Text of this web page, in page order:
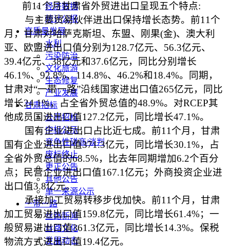
经济数据
统计公报
高质量发展
水利
污染防治
文化旅游
生态修复
产业发展
甘肃招标
公开招标
中标公示
竞争性磋商/谈判
废标终止
更正公告
其他公告
单一来源公示
一带一路
丝路新闻
丝路文化
发展动态
前11个月甘肃省外贸进出口呈现五个特点:
与主要贸易伙伴进出口保持增长态势。前11个
月，甘肃对哈萨克斯坦、东盟、刚果(金)、澳大利
亚、欧盟进出口值分别为128.7亿元、56.3亿元、
39.4亿元、38亿元和37.6亿元，同比分别增长
46.1%、92.8%、114.8%、46.2%和18.4%。同期，
甘肃对“一带一路”沿线国家进出口值265亿元，同比
增长24.1%，占全省外贸总值的48.9%。对RCEP其
他成员国进出口值127.2亿元，同比增长47.1%。
国有企业进出口占比近七成。前11个月，甘肃
国有企业进出口值371.3亿元，同比增长30.1%，占
全省外贸总值的68.5%，比去年同期增加6.2个百分
点；民营企业进出口值167.1亿元；外商投资企业进
出口值3.8亿元。
承接加工贸易转移步伐加快。前11个月，甘肃
加工贸易进出口值159.8亿元，同比增长61.4%；一
般贸易进出口值361.3亿元，同比增长14.3%。保税
物流方式进出口值19.4亿元。